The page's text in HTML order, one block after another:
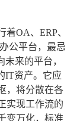
OA、ERP、
公平台，最忌
来的平台，
IT资产。它应
，将分散在各
实现工作流的
变万化，标准